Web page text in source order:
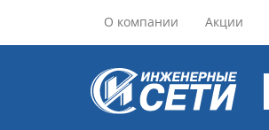
О компании Акции